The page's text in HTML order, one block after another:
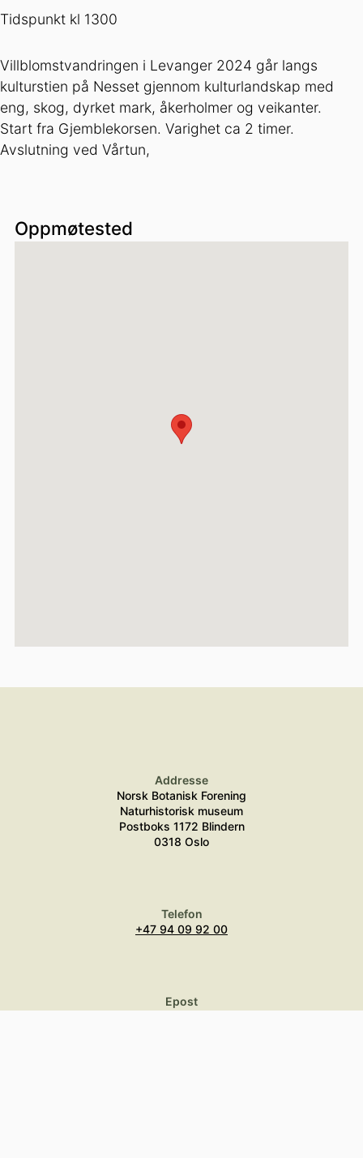
Tidspunkt kl 1300
Villblomstvandringen i Levanger 2024 går langs
kulturstien på Nesset gjennom kulturlandskap med
eng, skog, dyrket mark, åkerholmer og veikanter.
Start fra Gjemblekorsen. Varighet ca 2 timer.
Avslutning ved Vårtun,
Oppmøtested
Addresse
Norsk Botanisk Forening
Naturhistorisk museum
Postboks 1172 Blindern
0318 Oslo
Telefon
+47 94 09 92 00
Epost